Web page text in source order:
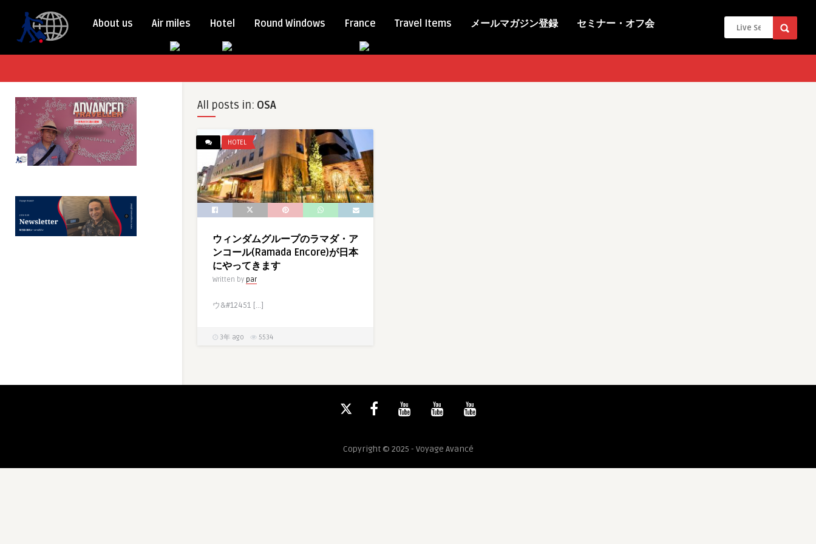
About us Air miles Hotel Round Windows France Travel Items メールマガジン登録 セミナー・オフ会
All posts in: OSA
HOTEL
ウィンダムグループのラマダ・ア
ンコール(Ramada Encore)が日本
にやってきます
Written by par
ウ&#12451 […]
3年 ago 5534
Copyright © 2025 - Voyage Avancé